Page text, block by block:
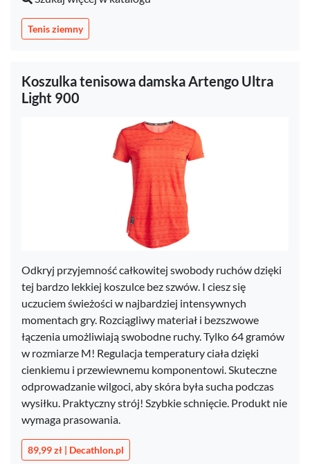
Tenis ziemny
Koszulka tenisowa damska Artengo Ultra
Light 900
Odkryj przyjemność całkowitej swobody ruchów dzięki
tej bardzo lekkiej koszulce bez szwów. I ciesz się
uczuciem świeżości w najbardziej intensywnych
momentach gry. Rozciągliwy materiał i bezszwowe
łączenia umożliwiają swobodne ruchy. Tylko 64 gramów
w rozmiarze M! Regulacja temperatury ciała dzięki
cienkiemu i przewiewnemu komponentowi. Skuteczne
odprowadzanie wilgoci, aby skóra była sucha podczas
wysiłku. Praktyczny strój! Szybkie schnięcie. Produkt nie
wymaga prasowania.
89,99 zł | Decathlon.pl